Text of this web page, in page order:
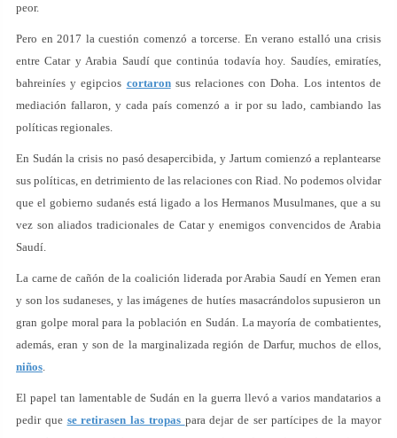
peor.
Pero en 2017 la cuestión comenzó a torcerse. En verano estalló una crisis
entre Catar y Arabia Saudí que continúa todavía hoy. Saudíes, emiratíes,
bahreiníes y egipcios cortaronsus relaciones con Doha. Los intentos de
mediación fallaron, y cada país comenzó a ir por su lado, cambiando las
políticas regionales.
En Sudán la crisis no pasó desapercibida, y Jartum comienzó a replantearse
sus políticas, en detrimiento de las relaciones con Riad. No podemos olvidar
que el gobierno sudanés está ligado a los Hermanos Musulmanes, que a su
vez son aliados tradicionales de Catar y enemigos convencidos de Arabia
Saudí.
La carne de cañón de la coalición liderada por Arabia Saudí en Yemen eran
y son los sudaneses, y las imágenes de hutíes masacrándolos supusieron un
gran golpe moral para la población en Sudán. La mayoría de combatientes,
además, eran y son de la marginalizada región de Darfur, muchos de ellos,
niños.
El papel tan lamentable de Sudán en la guerra llevó a varios mandatarios a
pedir que se retirasen las tropas para dejar de ser partícipes de la mayor